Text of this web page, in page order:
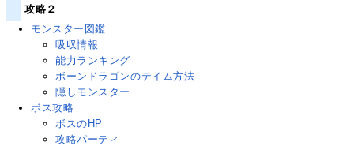
攻略２
モンスター図鑑
吸収情報
能力ランキング
ボーンドラゴンのテイム方法
隠しモンスター
ボス攻略
ボスのHP
攻略パーティ